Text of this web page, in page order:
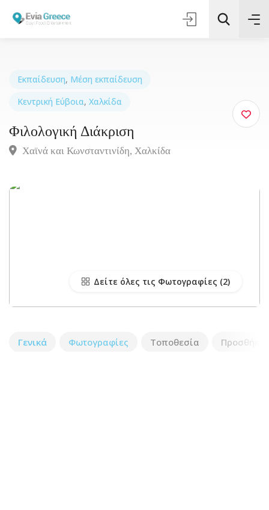
Τοποθεσία
Όλες οι Κατηγορίες
Εκπαίδευση, Μέση εκπαίδευση
Κεντρική Εύβοια, Χαλκίδα
Φιλολογική Διάκριση
Χαϊνά και Κωνσταντινίδη, Xαλκίδα
Δείτε όλες τις Φωτογραφίες
Γενικά Φωτογραφίες Τοποθεσία Προσθήκη